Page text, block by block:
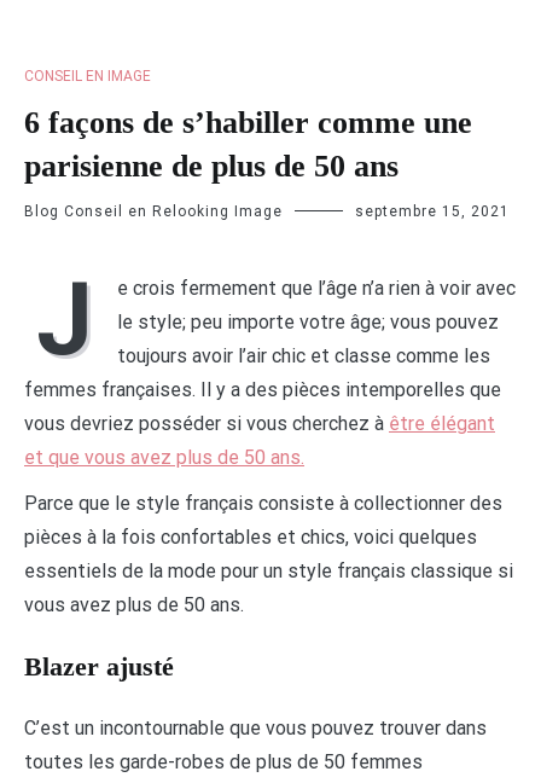
CONSEIL EN IMAGE
6 façons de s’habiller comme une
parisienne de plus de 50 ans
Blog Conseil en Relooking Image septembre 15, 2021
J
e crois fermement que l’âge n’a rien à voir avec
le style; peu importe votre âge; vous pouvez
toujours avoir l’air chic et classe comme les
femmes françaises. Il y a des pièces intemporelles que
vous devriez posséder si vous cherchez à être élégant
et que vous avez plus de 50 ans.
Parce que le style français consiste à collectionner des
pièces à la fois confortables et chics, voici quelques
essentiels de la mode pour un style français classique si
vous avez plus de 50 ans.
Blazer ajusté
C’est un incontournable que vous pouvez trouver dans
toutes les garde-robes de plus de 50 femmes